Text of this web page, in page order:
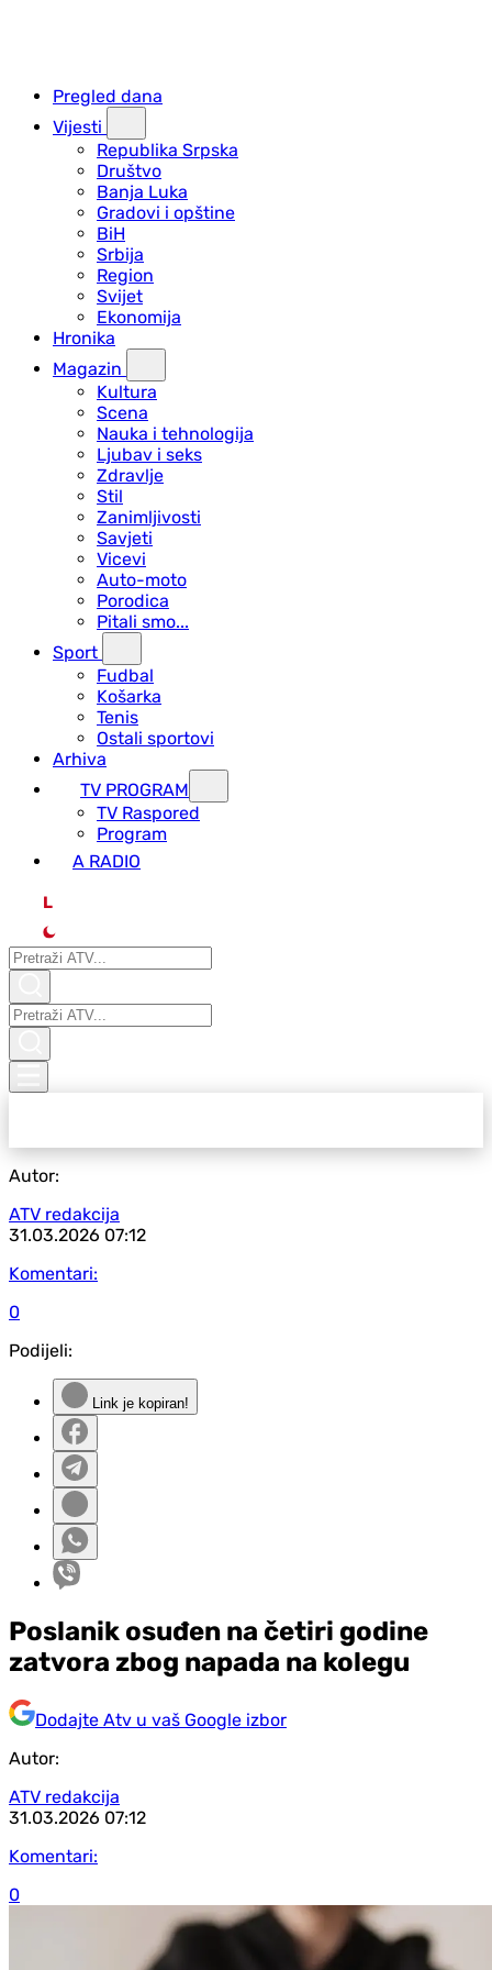
Pregled dana
Vijesti
Republika Srpska
Društvo
Banja Luka
Gradovi i opštine
BiH
Srbija
Region
Svijet
Ekonomija
Hronika
Magazin
Kultura
Scena
Nauka i tehnologija
Ljubav i seks
Zdravlje
Stil
Zanimljivosti
Savjeti
Vicevi
Auto-moto
Porodica
Pitali smo...
Sport
Fudbal
Košarka
Tenis
Ostali sportovi
Arhiva
TV PROGRAM
ТV Raspored
Program
A RADIO
L
Autor:
ATV redakcija
31.03.2026 07:12
Komentari:
0
Podijeli:
Link je kopiran!
Poslanik osuđen na četiri godine
zatvora zbog napada na kolegu
Dodajte Atv u vaš Google izbor
Autor:
ATV redakcija
31.03.2026 07:12
Komentari:
0